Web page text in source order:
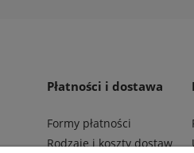
Płatności i dostawa
Formy płatności
Rodzaje i koszty dostaw